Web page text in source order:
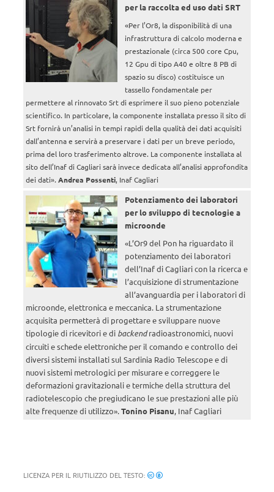
per la raccolta ed uso dati SRT
«Per l’Or8, la disponibilità di una
infrastruttura di calcolo moderna e
prestazionale (circa 500 core Cpu,
12 Gpu di tipo A40 e oltre 8 PB di
spazio su disco) costituisce un
tassello fondamentale per
permettere al rinnovato Srt di esprimere il suo pieno potenziale
scientifico. In particolare, la componente installata presso il sito di
Srt fornirà un’analisi in tempi rapidi della qualità dei dati acquisiti
dall’antenna e servirà a preservare i dati per un breve periodo,
prima del loro trasferimento altrove. La componente installata al
sito dell’Inaf di Cagliari sarà invece dedicata all’analisi approfondita
dei dati». Andrea Possenti, Inaf Cagliari
Potenziamento dei laboratori
per lo sviluppo di tecnologie a
microonde
«L’Or9 del Pon ha riguardato il
potenziamento dei laboratori
dell’Inaf di Cagliari con la ricerca e
l’acquisizione di strumentazione
all’avanguardia per i laboratori di
microonde, elettronica e meccanica. La strumentazione
acquisita permetterà di progettare e sviluppare nuove
tipologie di ricevitori e di backendradioastronomici, nuovi
circuiti e schede elettroniche per il comando e controllo dei
diversi sistemi installati sul Sardinia Radio Telescope e di
nuovi sistemi metrologici per misurare e correggere le
deformazioni gravitazionali e termiche della struttura del
radiotelescopio che pregiudicano le sue prestazioni alle più
alte frequenze di utilizzo».Tonino Pisanu, Inaf Cagliari
LICENZA PER IL RIUTILIZZO DEL TESTO: